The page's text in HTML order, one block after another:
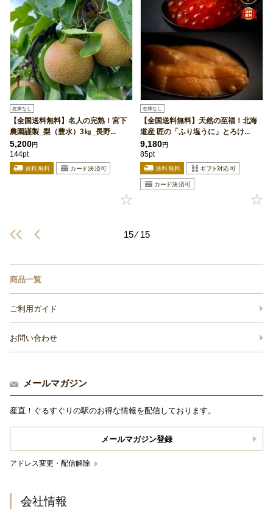
在庫なし
【全国送料無料】名人の完熟！宮下
農園謹製_梨（豊水）3㎏_長野...
5,200円
144pt
在庫なし
【全国送料無料】天然の至福！北海
道産 匠の「ふり塩うに」とろけ...
9,180円
85pt
15 ⁄ 15
商品一覧
ご利用ガイド
お問い合わせ
メールマガジン
産直！ぐるすぐりの駅のお得な情報を配信しております。
メールマガジン登録
アドレス変更・配信解除
会社情報